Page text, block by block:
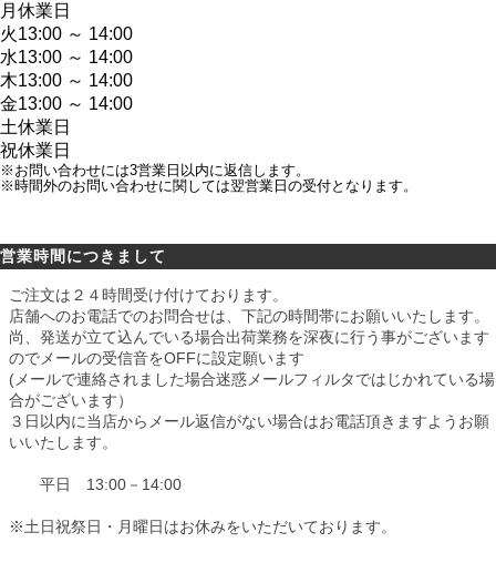
月 休業日
火13:00 ～ 14:00
水13:00 ～ 14:00
木13:00 ～ 14:00
金13:00 ～ 14:00
土休業日
祝休業日
※お問い合わせには3営業日以内に返信します。
※時間外のお問い合わせに関しては翌営業日の受付となります。
営業時間につきまして
ご注文は２４時間受け付けております。
店舗へのお電話でのお問合せは、下記の時間帯にお願いいたします。
尚、発送が立て込んでいる場合出荷業務を深夜に行う事がございます
のでメールの受信音をOFFに設定願います
(メールで連絡されました場合迷惑メールフィルタではじかれている場
合がございます）
３日以内に当店からメール返信がない場合はお電話頂きますようお願
いいたします。
平日 13:00－14:00
※土日祝祭日・月曜日はお休みをいただいております。